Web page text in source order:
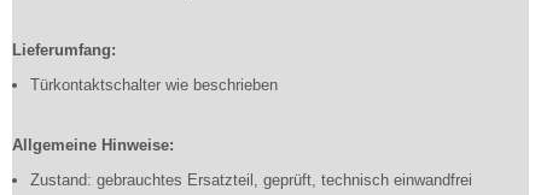
Lieferumfang:
Türkontaktschalter wie beschrieben
Allgemeine Hinweise:
Zustand: gebrauchtes Ersatzteil, geprüft, technisch einwandfrei